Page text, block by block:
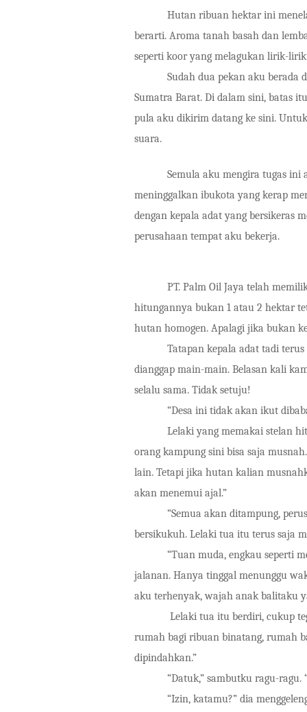
Hutan ribuan hektar ini
berarti. Aroma tanah basah dan
seperti koor yang melagukan lirik-
Sudah dua pekan aku berada di
Sumatra Barat. Di dalam sini, batas
pula aku dikirim datang ke sini.
suara.
Semula aku mengira tugas ini
meninggalkan ibukota yang kerap
dengan kepala adat yang bersikeras
perusahaan tempat aku bekerja.
PT. Palm Oil Jaya telah memiliki
hitungannya bukan 1 atau 2 hektar
hutan homogen. Apalagi jika bukan
Tatapan kepala adat tadi terus
dianggap main-main. Belasan kali
selalu sama. Tidak setuju!
“Desa ini tidak akan ikut
Lelaki yang memakai stelan
orang kampung sini bisa saja
lain. Tetapi jika hutan kalian
akan menemui ajal.”
“Semua akan ditampung,
bersikukuh. Lelaki tua itu terus saja
“Tuan muda, engkau seperti
jalanan. Hanya tinggal menunggu
aku terhenyak, wajah anak balitaku
Lelaki tua itu berdiri, cukup
rumah bagi ribuan binatang, rumah
dipindahkan.”
“Datuk,” sambutku ragu-
“Izin, katamu?” dia